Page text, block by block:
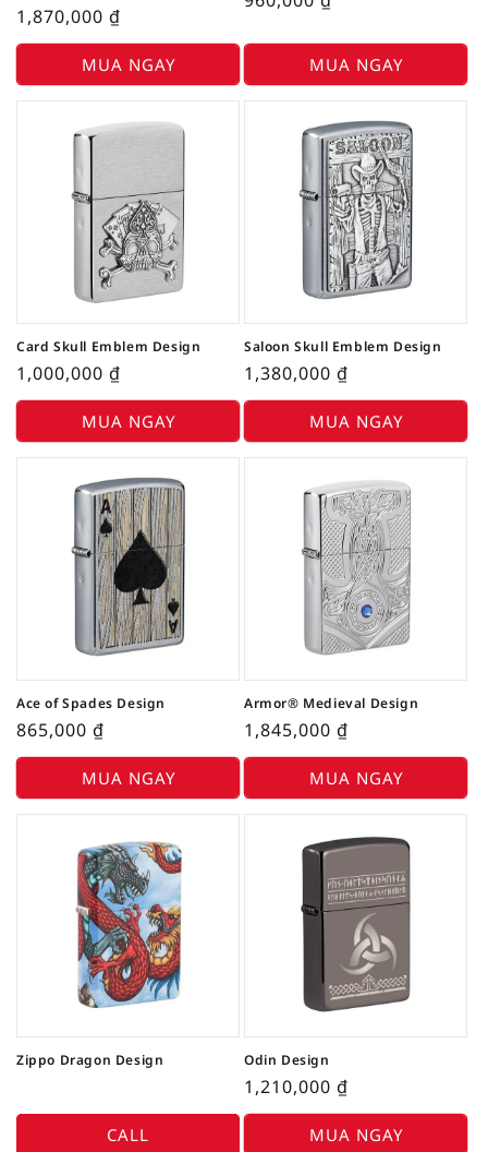
1,870,000 ₫
MUA NGAY MUA NGAY
Card Skull Emblem Design
1,000,000 ₫
MUA NGAY
Saloon Skull Emblem Design
1,380,000 ₫
MUA NGAY
Ace of Spades Design
865,000 ₫
MUA NGAY
Armor® Medieval Design
1,845,000 ₫
MUA NGAY
Zippo Dragon Design
CALL
Odin Design
1,210,000 ₫
MUA NGAY